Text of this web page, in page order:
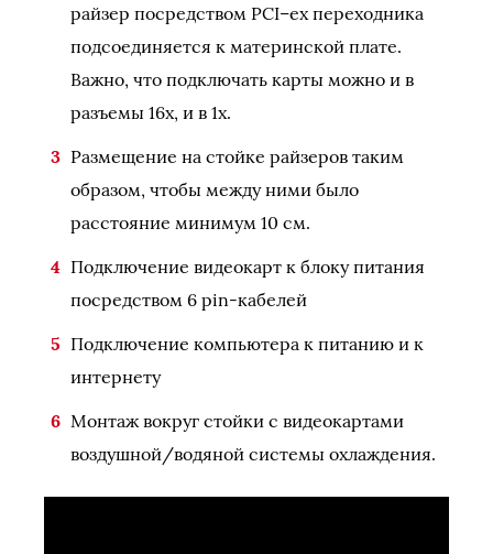
райзер посредством PCI–ex переходника
подсоединяется к материнской плате.
Важно, что подключать карты можно и в
разъемы 16х, и в 1х.
Размещение на стойке райзеров таким
образом, чтобы между ними было
расстояние минимум 10 см.
Подключение видеокарт к блоку питания
посредством 6 pin-кабелей
Подключение компьютера к питанию и к
интернету
Монтаж вокруг стойки с видеокартами
воздушной/водяной системы охлаждения.